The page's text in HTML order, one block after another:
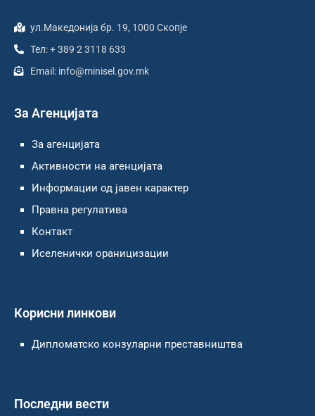
ул.Македонија бр. 19, 1000 Скопје
Тел: + 389 2 3118 633
Email: info@minisel.gov.mk
За Агенцијата
За агенцијата
Активности на агенцијата
Информации од јавен карактер
Правна регулатива
Контакт
Иселенички ораницизации
Корисни линкови
Дипломатско конзуларни преставништва
Последни вести